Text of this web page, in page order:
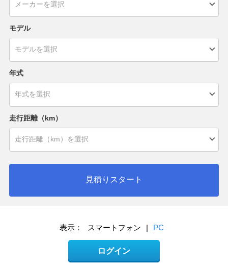
モデル
年式
走行距離（km）
見積りスタート
表示： スマートフォン | PC
ログイン